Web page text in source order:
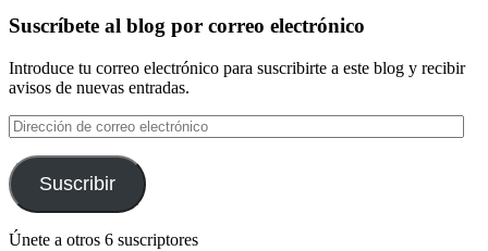
Suscríbete al blog por correo electrónico
Introduce tu correo electrónico para suscribirte a este blog y recibir
avisos de nuevas entradas.
Dirección
de
correo
electrónico
Suscribir
Únete a otros 6 suscriptores